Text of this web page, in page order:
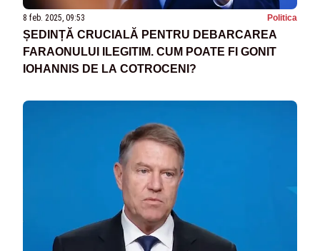
8 feb. 2025, 09:53 Politica
ȘEDINȚĂ CRUCIALĂ PENTRU DEBARCAREA
FARAONULUI ILEGITIM. CUM POATE FI GONIT
IOHANNIS DE LA COTROCENI?